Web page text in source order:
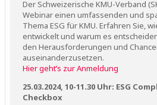
Der Schweizerische KMU-Verband
Webinar einen umfassenden und
Thema ESG für KMU. Erfahren Sie,
entwickelt und warum es
den Herausforderungen und
auseinanderzusetzen.
Hier geht’s zur Anmeldung
25.03.2024, 10-11.30 Uhr: ESG
Checkbox